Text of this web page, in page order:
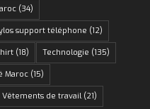
(34)
support téléphone (12)
(18) Technologie (135)
Maroc(15)
Vêtements de travail(21)